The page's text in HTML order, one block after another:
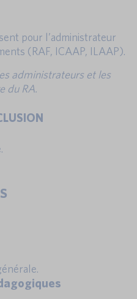
pour l’administrateur
(RAF, ICAAP, ILAAP).
administrateurs et les
du RA.